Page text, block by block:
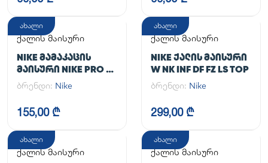
ახალი
ქალის მაისური
NIKE ᲛᲐᲛᲐᲙᲐᲪᲘᲡ
ᲛᲐᲘᲡᲣᲠᲘ NIKE PRO DF
365 CROP LS
ბრენდი: Nike
155,00 ₾
ახალი
ქალის მაისური
NIKE ᲥᲐᲚᲘᲡ ᲛᲐᲘᲡᲣᲠᲘ
W NK INF DF FZ LS TOP
ბრენდი: Nike
299,00 ₾
ახალი
ქალის მაისური
ახალი
ქალის მაისური